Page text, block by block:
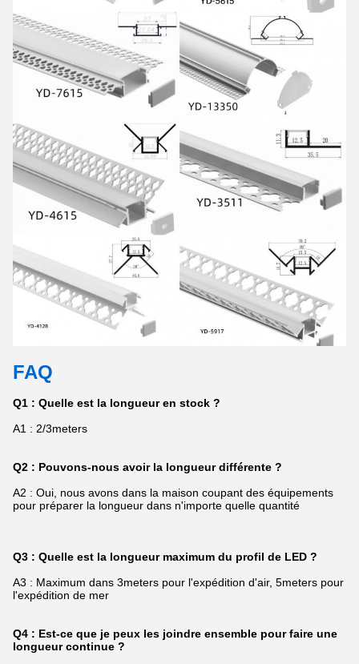
FAQ
Q1 : Quelle est la longueur en stock ?
A1 : 2/3meters
Q2 : Pouvons-nous avoir la longueur différente ?
A2 : Oui, nous avons dans la maison coupant des équipements
pour préparer la longueur dans n'importe quelle quantité
Q3 : Quelle est la longueur maximum du profil de LED ?
A3 : Maximum dans 3meters pour l'expédition d'air, 5meters pour
l'expédition de mer
Q4 : Est-ce que je peux les joindre ensemble pour faire une
longueur continue ?